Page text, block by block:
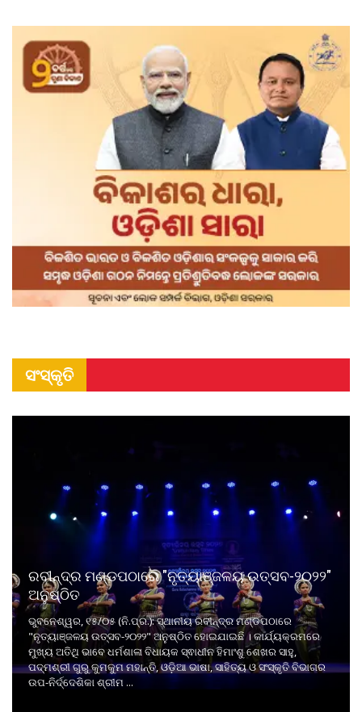
ସଂସ୍କୃତି
ରବୀନ୍ଦ୍ର ମଣ୍ଡପଠାରେ "ନୃତ୍ୟାଞ୍ଜଳୟ ଉତ୍ସବ-୨୦୨୨"
ଅନୁଷ୍ଠିତ
ଭୁବନେଶ୍ୱର, ୧୫/୦୫ (ନି.ପ୍ର.): ସ୍ଥାନୀୟ ରବୀନ୍ଦ୍ର ମଣ୍ଡପଠାରେ
"ନୃତ୍ୟାଞ୍ଜଳୟ ଉତ୍ସବ-୨୦୨୨" ଅନୁଷ୍ଠିତ ହୋଇଯାଇଛି । କାର୍ଯ୍ୟକ୍ରମରେ
ମୁଖ୍ୟ ଅତିଥି ଭାବେ ଧର୍ମଶାଳା ବିଧାୟକ ସ୍ଵାଧୀନ ହିମାଂଶୁ ଶେଖର ସାହୁ,
ପଦ୍ମଶ୍ରୀ ଗୁରୁ କୁମକୁମ ମହାନ୍ତି, ଓଡ଼ିଆ ଭାଷା, ସାହିତ୍ୟ ଓ ସଂସ୍କୃତି ବିଭାଗର
ଉପ-ନିର୍ଦ୍ଦେଶିକା ଶ୍ରୀମ ...